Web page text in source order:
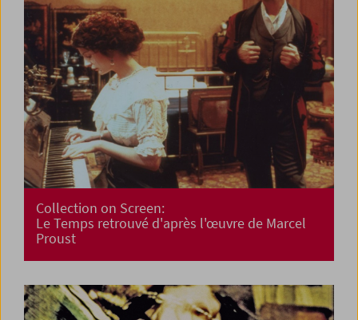
Collection on Screen:
Le Temps retrouvé d'après l'œuvre de Marcel
Proust